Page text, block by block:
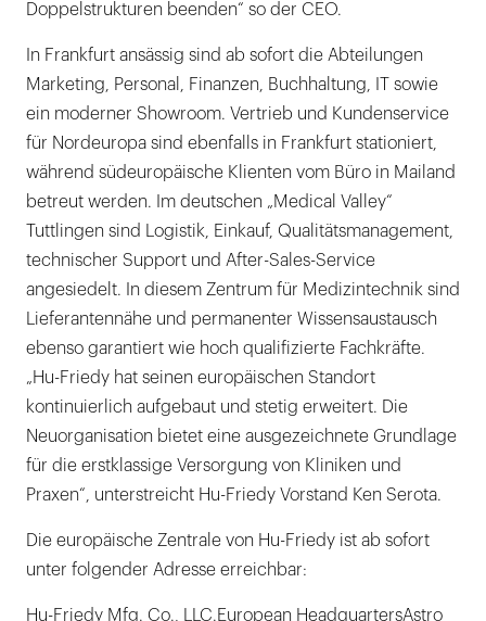
Doppelstrukturen beenden“ so der CEO.
In Frankfurt ansässig sind ab sofort die Abteilungen
Marketing, Personal, Finanzen, Buchhaltung, IT sowie
ein moderner Showroom. Vertrieb und Kundenservice
für Nordeuropa sind ebenfalls in Frankfurt stationiert,
während südeuropäische Klienten vom Büro in Mailand
betreut werden. Im deutschen „Medical Valley“
Tuttlingen sind Logistik, Einkauf, Qualitätsmanagement,
technischer Support und After-Sales-Service
angesiedelt. In diesem Zentrum für Medizintechnik sind
Lieferantennähe und permanenter Wissensaustausch
ebenso garantiert wie hoch qualifizierte Fachkräfte.
„Hu-Friedy hat seinen europäischen Standort
kontinuierlich aufgebaut und stetig erweitert. Die
Neuorganisation bietet eine ausgezeichnete Grundlage
für die erstklassige Versorgung von Kliniken und
Praxen“, unterstreicht Hu-Friedy Vorstand Ken Serota.
Die europäische Zentrale von Hu-Friedy ist ab sofort
unter folgender Adresse erreichbar:
Hu-Friedy Mfg. Co., LLC.European HeadquartersAstro